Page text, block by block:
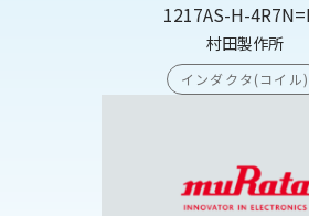
1217AS-H-
村田製作所
インダクタ(コイル)